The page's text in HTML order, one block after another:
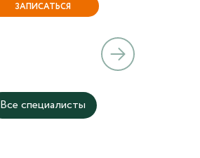
ЗАПИСАТЬСЯ
Все специалисты